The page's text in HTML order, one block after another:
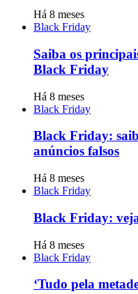
Há 8 meses
Black Friday
Saiba os
Black Friday
Há 8 meses
Black Friday
Black Friday:
anúncios falsos
Há 8 meses
Black Friday
Black Friday:
Há 8 meses
Black Friday
‘Tudo pela